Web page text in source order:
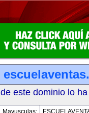
este dominio lo
Mayusculas: